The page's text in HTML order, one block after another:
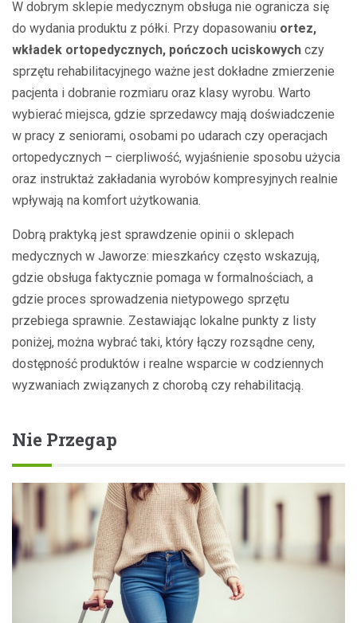
W dobrym sklepie medycznym obsługa nie ogranicza się
do wydania produktu z półki. Przy dopasowaniu ortez,
wkładek ortopedycznych, pończoch uciskowych czy
sprzętu rehabilitacyjnego ważne jest dokładne zmierzenie
pacjenta i dobranie rozmiaru oraz klasy wyrobu. Warto
wybierać miejsca, gdzie sprzedawcy mają doświadczenie
w pracy z seniorami, osobami po udarach czy operacjach
ortopedycznych – cierpliwość, wyjaśnienie sposobu użycia
oraz instruktaż zakładania wyrobów kompresyjnych realnie
wpływają na komfort użytkowania.
Dobrą praktyką jest sprawdzenie opinii o sklepach
medycznych w Jaworze: mieszkańcy często wskazują,
gdzie obsługa faktycznie pomaga w formalnościach, a
gdzie proces sprowadzenia nietypowego sprzętu
przebiega sprawnie. Zestawiając lokalne punkty z listy
poniżej, można wybrać taki, który łączy rozsądne ceny,
dostępność produktów i realne wsparcie w codziennych
wyzwaniach związanych z chorobą czy rehabilitacją.
Nie Przegap